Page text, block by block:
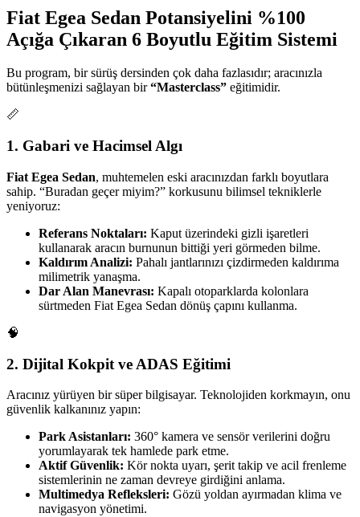
Fiat Egea Sedan Potansiyelini %100
Açığa Çıkaran 6 Boyutlu Eğitim Sistemi
Bu program, bir sürüş dersinden çok daha fazlasıdır; aracınızla
bütünleşmenizi sağlayan bir“Masterclass” eğitimidir.
📏
1. Gabari ve Hacimsel Algı
Fiat Egea Sedan, muhtemelen eski aracınızdan farklı boyutlara
sahip. “Buradan geçer miyim?” korkusunu bilimsel tekniklerle
yeniyoruz:
Referans Noktaları: Kaput üzerindeki gizli işaretleri
kullanarak aracın burnunun bittiği yeri görmeden bilme.
Kaldırım Analizi: Pahalı jantlarınızı çizdirmeden kaldırıma
milimetrik yanaşma.
Dar Alan Manevrası: Kapalı otoparklarda kolonlara
sürtmeden Fiat Egea Sedan dönüş çapını kullanma.
🧠
2. Dijital Kokpit ve ADAS Eğitimi
Aracınız yürüyen bir süper bilgisayar. Teknolojiden korkmayın, onu
güvenlik kalkanınız yapın:
Park Asistanları: 360° kamera ve sensör verilerini doğru
yorumlayarak tek hamlede park etme.
Aktif Güvenlik: Kör nokta uyarı, şerit takip ve acil frenleme
sistemlerinin ne zaman devreye girdiğini anlama.
Multimedya Refleksleri: Gözü yoldan ayırmadan klima ve
navigasyon yönetimi.